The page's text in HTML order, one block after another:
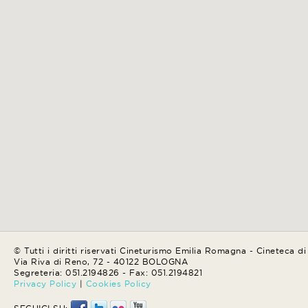
© Tutti i diritti riservati Cineturismo Emilia Romagna - Cineteca di
Via Riva di Reno, 72 - 40122 BOLOGNA
Segreteria: 051.2194826 - Fax: 051.2194821
Privacy Policy | Cookies Policy